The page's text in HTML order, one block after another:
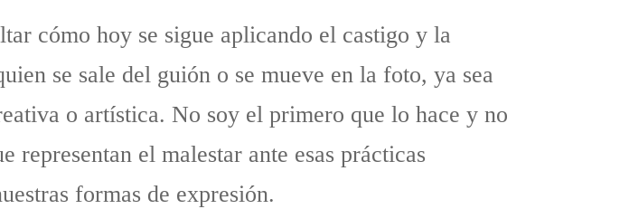
cómo hoy se sigue aplicando el castigo y la
se sale del guión o se mueve en la foto, ya sea
o artística. No soy el primero que lo hace y no
el malestar ante esas prácticas
formas de expresión.